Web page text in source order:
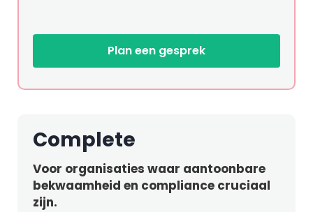
Plan een gesprek
Complete
Voor organisaties waar aantoonbare
bekwaamheid en compliance cruciaal
zijn.